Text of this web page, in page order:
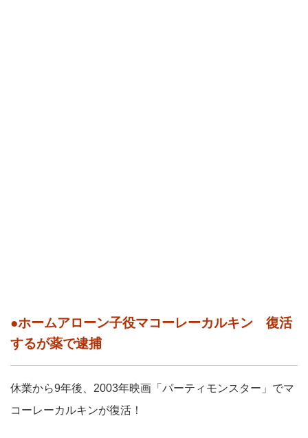
●ホームアローン子役マコーレーカルキン 復活
するが薬で逮捕
休業から9年後、2003年映画「パーティモンスター」でマ
コーレーカルキンが復活！